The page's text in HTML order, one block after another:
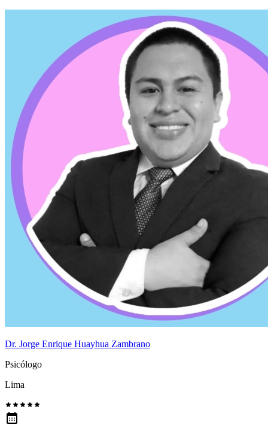
Dr. Jorge Enrique Huayhua Zambrano
Psicólogo
Lima